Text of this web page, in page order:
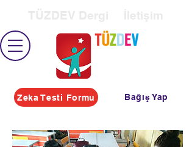
Zeka Testi Formu Bağış Yap